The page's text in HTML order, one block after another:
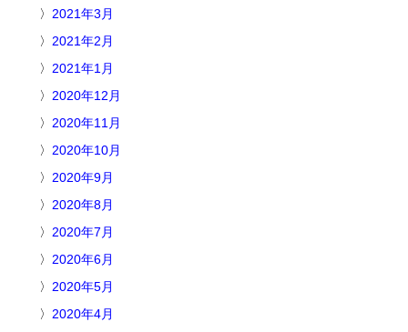
2021年3月
2021年2月
2021年1月
2020年12月
2020年11月
2020年10月
2020年9月
2020年8月
2020年7月
2020年6月
2020年5月
2020年4月